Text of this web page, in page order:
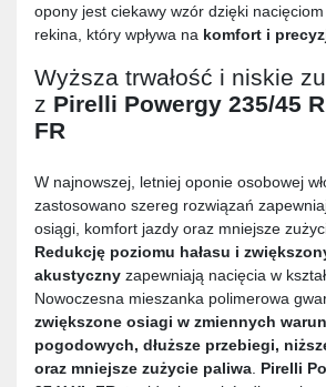
opony jest ciekawy wzór dzięki nacięciom
rekina, który wpływa na komfort i
Wyższa trwałość i niskie
z Pirelli Powergy 235/45
FR
W najnowszej, letniej oponie osobowej
zastosowano szereg rozwiązań
osiągi, komfort jazdy oraz mniejsze
Redukcję poziomu hałasu i
akustyczny zapewniają nacięcia w
Nowoczesna mieszanka polimerowa
zwiększone osiagi w zmiennych
pogodowych, dłuższe przebiegi,
oraz mniejsze zużycie paliwa Pirelli